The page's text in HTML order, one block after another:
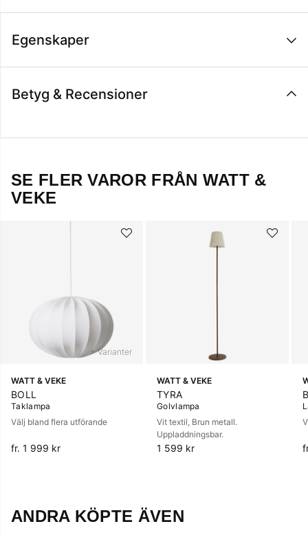
Egenskaper
Betyg & Recensioner
SE FLER VAROR FRÅN WATT &
VEKE
+ Varianter
WATT & VEKE
BOLL
Taklampa
Välj bland flera utförande
fr. 1 999 kr
WATT & VEKE
TYRA
Golvlampa
Vit textil, Brun metall.
Uppladdningsbar.
1 599 kr
ANDRA KÖPTE ÄVEN